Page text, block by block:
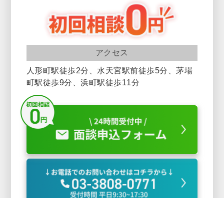
アクセス
人形町駅徒歩2分、水天宮駅前徒歩5分、茅場
町駅徒歩9分、浜町駅徒歩11分